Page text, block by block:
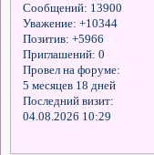
Сообщений: 13900
Уважение: +10344
Позитив: +5966
Приглашений: 0
Провел на форуме:
5 месяцев 18 дней
Последний визит:
04.08.2026 10:29